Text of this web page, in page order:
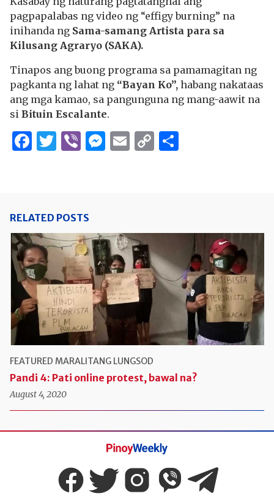
pagpapalabas ng video ng “effigy burning” na
inihanda ng Sama-samang Artista para sa
Kilusang Agraryo (SAKA).
Tinapos ang buong programa sa pamamagitan ng
pagkanta ng lahat ng “Bayan Ko”, habang nakataas
ang mga kamao, sa pangunguna ng mang-aawit na
si Bituin Escalante.
Facebook
Twitter
ViberMessenger
Email
Copy
RELATED POSTS
FEATURED MARALITANG LUNGSOD
Pandi 4: Pati online protest, bawal na?
August 4, 2020
Pinoy
Weekly